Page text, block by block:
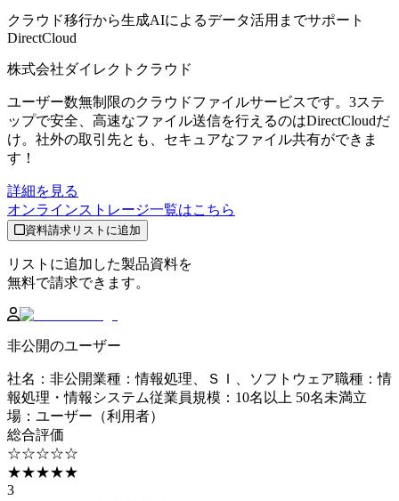
クラウド移行から生成AIによるデータ活用までサポート
DirectCloud
株式会社ダイレクトクラウド
ユーザー数無制限のクラウドファイルサービスです。3ステ
ップで安全、高速なファイル送信を行えるのはDirectCloudだ
け。社外の取引先とも、セキュアなファイル共有ができま
す！
詳細を見る
オンラインストレージ一覧はこちら
資料請求リストに追加
リストに追加した製品資料を
無料で請求できます。
非公開のユーザー
社名 ： 非公開業種 ：情報処理、ＳＩ、ソフトウェア職種 ：情
報処理・情報システム従業員規模 ： 10名以上 50名未満立
場 ： ユーザー（利用者）
総合評価
☆☆☆☆☆
★★★★★
3